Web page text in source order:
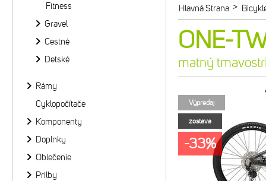
Hlavná Strana >
ONE-
matný
Výpredaj
zostava
-33%
Fitness
Gravel
Cestné
Detské
Rámy
Cyklopočítače
Komponenty
Doplnky
Oblečenie
Prilby